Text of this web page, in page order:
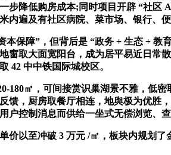
步降低购房成本;同时项目开辟 “社区
内遍及有社区病院、菜市场、银行、
障”，但背后是 “政务 + 生态 + 教
窗取大面宽阳台，成为居平易近日常
42 中中铁国际城校区。
㎡，可间接赏识巢湖景不雅，低密
馈，厨房取餐厅相连，地舆极为优胜
户控制消息而供给一坐式无偿浏览、查
以至冲破 3 万元 /㎡，板块内规划了